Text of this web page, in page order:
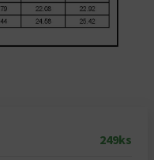
249ks